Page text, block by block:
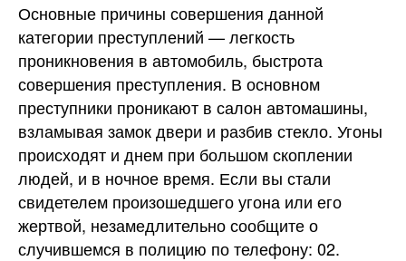
Основные причины совершения данной
категории преступлений — легкость
проникновения в автомобиль, быстрота
совершения преступления. В основном
преступники проникают в салон автомашины,
взламывая замок двери и разбив стекло. Угоны
происходят и днем при большом скоплении
людей, и в ночное время. Если вы стали
свидетелем произошедшего угона или его
жертвой, незамедлительно сообщите о
случившемся в полицию по телефону: 02.